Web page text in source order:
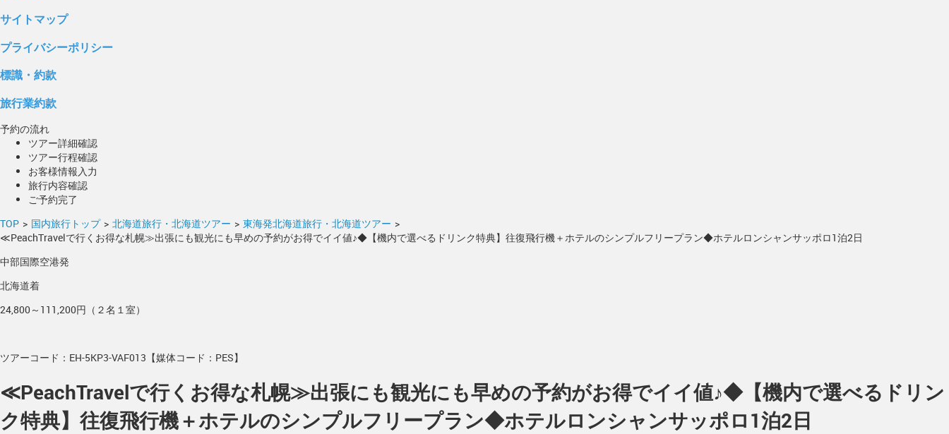
サイトマップ
プライバシーポリシー
標識・約款
旅行業約款
予約の流れ
ツアー詳細確認
ツアー行程確認
お客様情報入力
旅行内容確認
ご予約完了
TOP > 国内旅行トップ > 北海道旅行・北海道ツアー > 東海発北海道旅行・北海道ツアー >
≪PeachTravelで行くお得な札幌≫出張にも観光にも早めの予約がお得でイイ値♪◆【機内で選べるドリンク特典】往復飛行機＋ホテルのシンプルフリープラン◆ホテルロンシャンサッポロ1泊2日
中部国際空港発
北海道着
24,800～111,200円（２名１室）
ツアーコード：EH-5KP3-VAF013【媒体コード：PES】
≪PeachTravelで行くお得な札幌≫出張にも観光にも早めの予約がお得でイイ値♪◆【機内で選べるドリン
ク特典】往復飛行機＋ホテルのシンプルフリープラン◆ホテルロンシャンサッポロ1泊2日